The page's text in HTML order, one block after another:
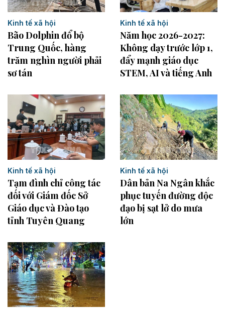
Kinh tế xã hội
Bão Dolphin đổ bộ
Trung Quốc, hàng
trăm nghìn người phải
sơ tán
Kinh tế xã hội
Năm học 2026-2027:
Không dạy trước lớp 1,
đẩy mạnh giáo dục
STEM, AI và tiếng Anh
Kinh tế xã hội
Tạm đình chỉ công tác
đối với Giám đốc Sở
Giáo dục và Đào tạo
tỉnh Tuyên Quang
Kinh tế xã hội
Dân bản Na Ngân khắc
phục tuyến đường độc
đạo bị sạt lở do mưa
lớn